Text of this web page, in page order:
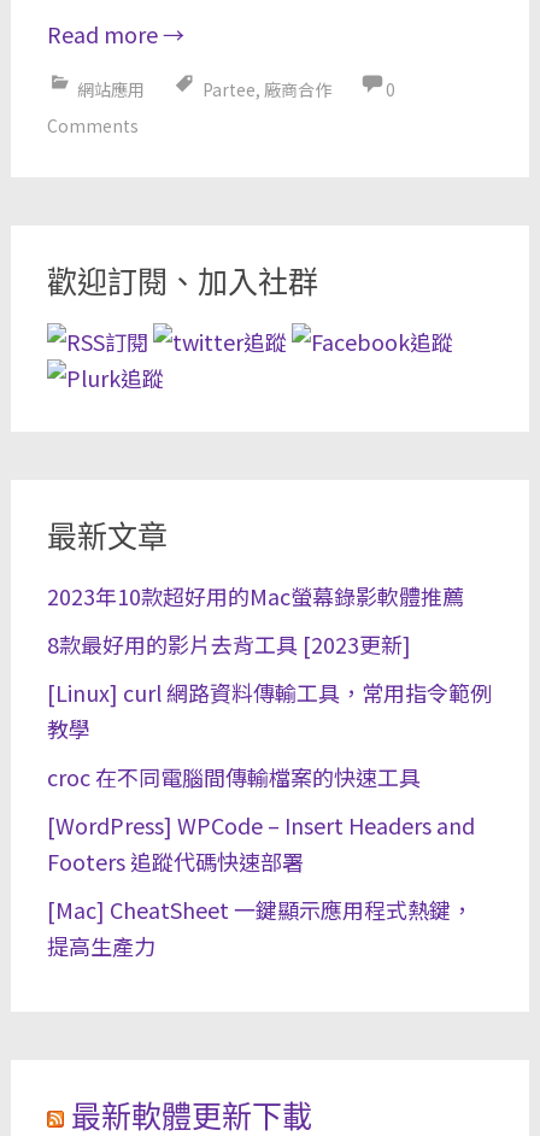
Read more→
網站應用 Partee, 廠商合作
0
Comments
歡迎訂閱、加入社群
最新文章
2023年10款超好用的Mac螢幕錄影軟體推薦
8款最好用的影片去背工具 [2023更新]
[Linux] curl 網路資料傳輸工具，常用指令範例
教學
croc 在不同電腦間傳輸檔案的快速工具
[WordPress] WPCode – Insert Headers and
Footers 追蹤代碼快速部署
[Mac] CheatSheet 一鍵顯示應用程式熱鍵，
提高生產力
最新軟體更新下載